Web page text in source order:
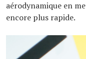
aérodynamique en
encore plus rapide.